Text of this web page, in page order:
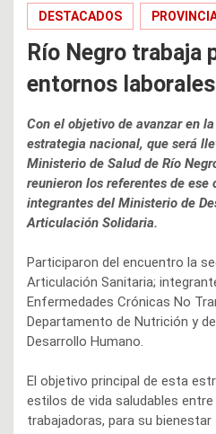
DESTACADOS
Río Negro trabaja
entornos
Con el objetivo de avanzar en
estrategia nacional, que será
Ministerio de Salud de Río
reunieron los referentes de ese
integrantes del Ministerio de
Articulación Solidaria.
Participaron del encuentro la
Articulación Sanitaria;
Enfermedades Crónicas No
Departamento de Nutrición y
Desarrollo Humano.
El objetivo principal de esta
estilos de vida saludables
trabajadoras, para su